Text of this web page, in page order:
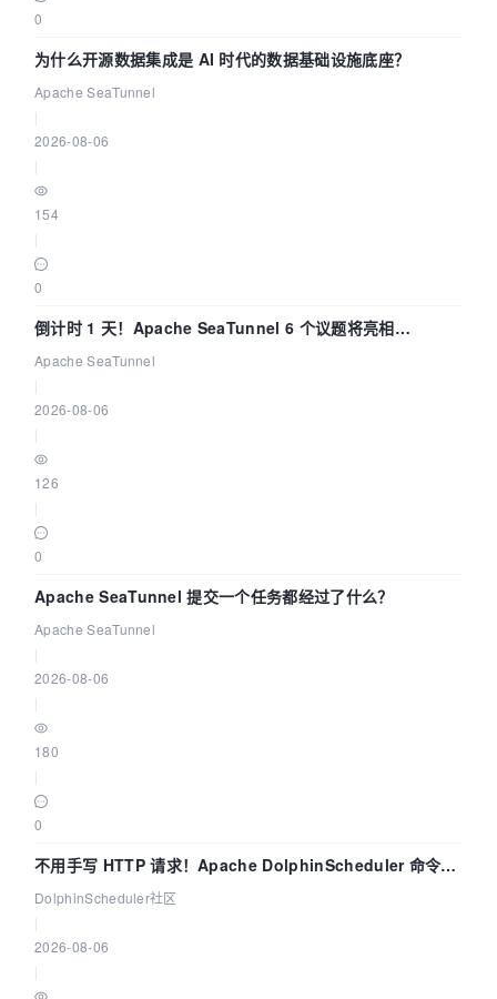
0
为什么开源数据集成是 AI 时代的数据基础设施底座？
Apache SeaTunnel
2026-08-06
154
0
倒计时 1 天！Apache SeaTunnel 6 个议题将亮相
Community Over Code Asia 2026
Apache SeaTunnel
2026-08-06
126
0
Apache SeaTunnel 提交一个任务都经过了什么？
Apache SeaTunnel
2026-08-06
180
0
不用手写 HTTP 请求！Apache DolphinScheduler 命令行
dsctl 两分钟上手
DolphinScheduler社区
2026-08-06